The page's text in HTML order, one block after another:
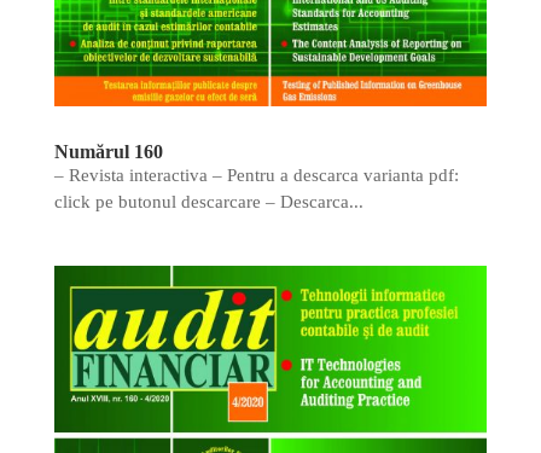
Numărul 160
– Revista interactiva – Pentru a descarca varianta pdf:
click pe butonul descarcare – Descarca...